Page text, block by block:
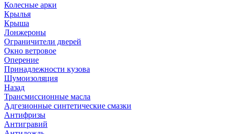
Колесные арки
Крылья
Крыша
Лонжероны
Ограничители дверей
Окно ветровое
Оперение
Принадлежности кузова
Шумоизоляция
Назад
Трансмиссионные масла
Адгезионные синтетические смазки
Антифризы
Антигравий